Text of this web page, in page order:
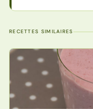
RECETTES SIMILAIRES